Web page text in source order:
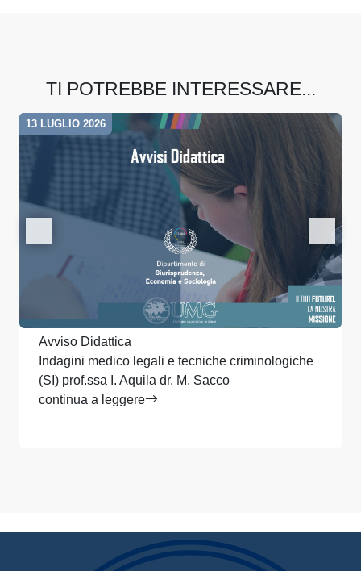
TI POTREBBE INTERESSARE...
13 LUGLIO 2026
Avviso Didattica
Indagini medico legali e tecniche criminologiche
(SI) prof.ssa I. Aquila dr. M. Sacco
continua a leggere